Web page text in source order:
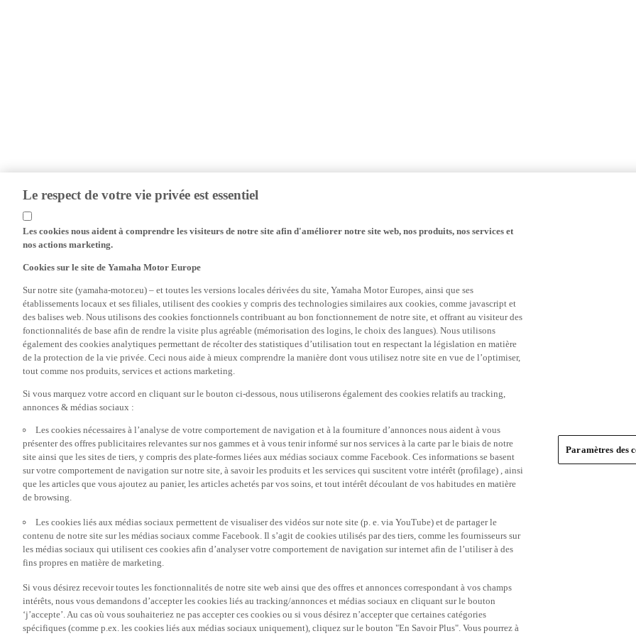
Le respect de votre vie privée est essentiel
Les cookies nous aident à comprendre les visiteurs de notre site afin d'améliorer notre site web, nos produits, nos services et
nos actions marketing.
Cookies sur le site de Yamaha Motor Europe
Sur notre site (yamaha-motor.eu) – et toutes les versions locales dérivées du site, Yamaha Motor Europes, ainsi que ses
établissements locaux et ses filiales, utilisent des cookies y compris des technologies similaires aux cookies, comme javascript et
des balises web. Nous utilisons des cookies fonctionnels contribuant au bon fonctionnement de notre site, et offrant au visiteur des
fonctionnalités de base afin de rendre la visite plus agréable (mémorisation des logins, le choix des langues). Nous utilisons
également des cookies analytiques permettant de récolter des statistiques d’utilisation tout en respectant la législation en matière
de la protection de la vie privée. Ceci nous aide à mieux comprendre la manière dont vous utilisez notre site en vue de l’optimiser,
tout comme nos produits, services et actions marketing.
Si vous marquez votre accord en cliquant sur le bouton ci-dessous, nous utiliserons également des cookies relatifs au tracking,
annonces & médias sociaux :
Les cookies nécessaires à l’analyse de votre comportement de navigation et à la fourniture d’annonces nous aident à vous
présenter des offres publicitaires relevantes sur nos gammes et à vous tenir informé sur nos services à la carte par le biais de notre
site ainsi que les sites de tiers, y compris des plate-formes liées aux médias sociaux comme Facebook. Ces informations se basent
sur votre comportement de navigation sur notre site, à savoir les produits et les services qui suscitent votre intérêt (profilage) , ainsi
que les articles que vous ajoutez au panier, les articles achetés par vos soins, et tout intérêt découlant de vos habitudes en matière
de browsing.
Les cookies liés aux médias sociaux permettent de visualiser des vidéos sur note site (p. e. via YouTube) et de partager le
contenu de notre site sur les médias sociaux comme Facebook. Il s’agit de cookies utilisés par des tiers, comme les fournisseurs sur
les médias sociaux qui utilisent ces cookies afin d’analyser votre comportement de navigation sur internet afin de l’utiliser à des
fins propres en matière de marketing.
Si vous désirez recevoir toutes les fonctionnalités de notre site web ainsi que des offres et annonces correspondant à vos champs
intérêts, nous vous demandons d’accepter les cookies liés au tracking/annonces et médias sociaux en cliquant sur le bouton
‘j’accepte’. Au cas où vous souhaiteriez ne pas accepter ces cookies ou si vous désirez n’accepter que certaines catégories
spécifiques (comme p.ex. les cookies liés aux médias sociaux uniquement), cliquez sur le bouton "En Savoir Plus". Vous pourrez à
Paramètres des